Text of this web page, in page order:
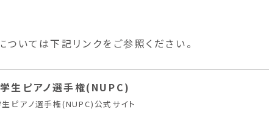
いては下記リンクをご参照ください。
生ピアノ選手権(NUPC)
ピアノ選手権(NUPC)公式サイト